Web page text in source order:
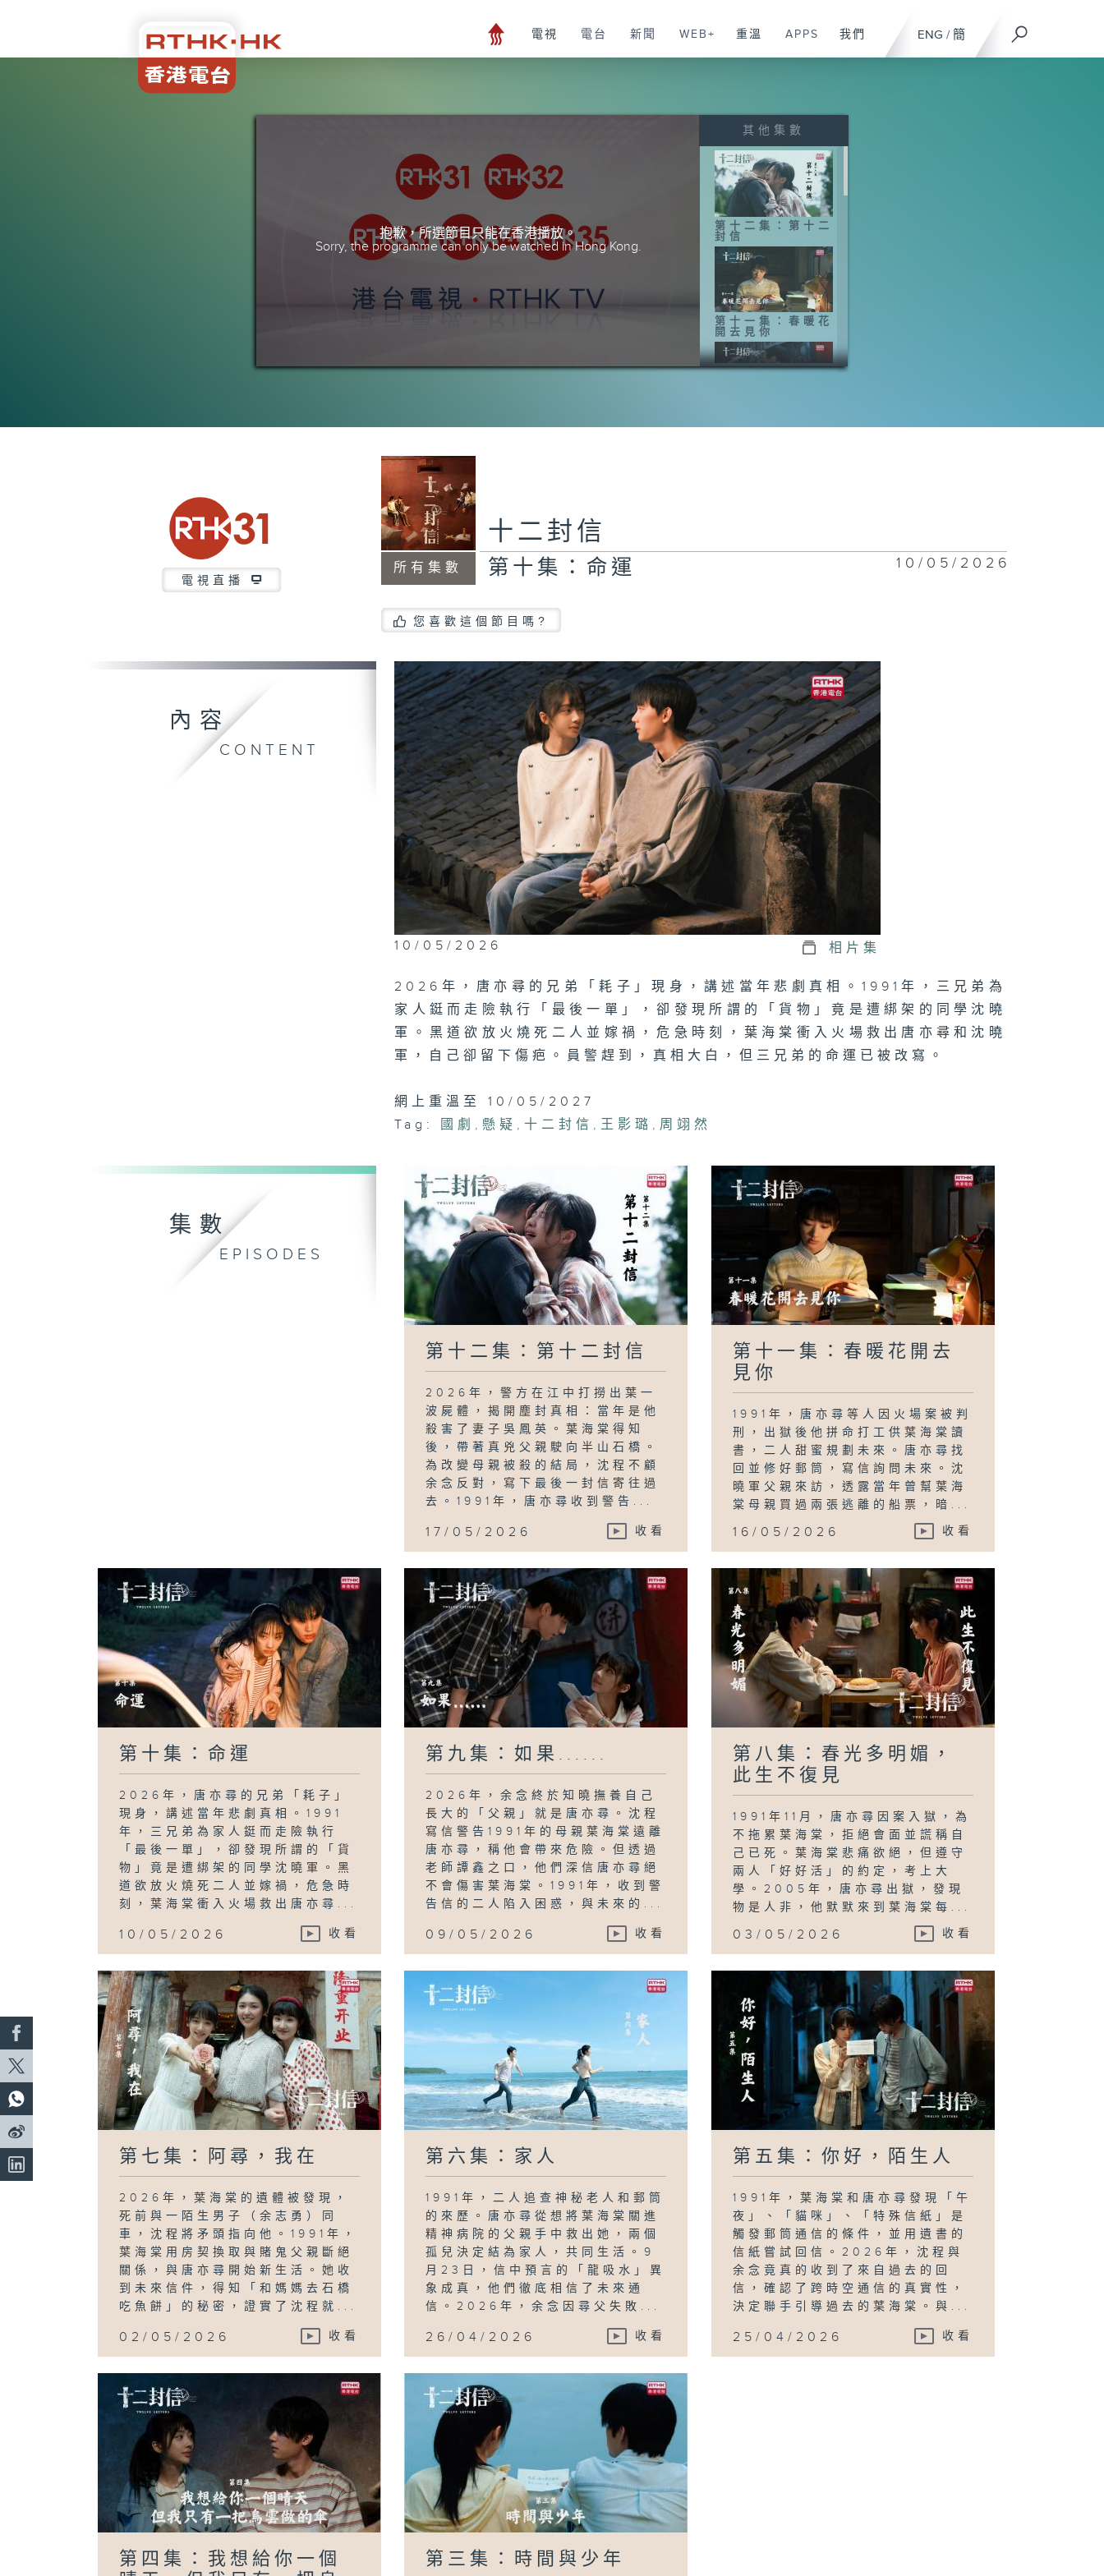
ENG / 簡
電視 電台 新聞 WEB+ 重溫 APPS 我們
抱歉，所選節目只能在香港播放。
Sorry, the programme can only be watched in Hong Kong.
其他集數
第十二集：第十二
封信
第十一集：春暖花
開去見你
果......
第六集：家人
第五集：你好，陌
生人
第四集：我想給你
一個晴天，但我只
有一把烏雲做的傘
第三集：時間與少
年
電視直播
所有集數
十二封信
第十集：命運 10/05/2026
您喜歡這個節目嗎?
內容
CONTENT
10/05/2026 相片集
2026年，唐亦尋的兄弟「耗子」現身，講述當年悲劇真相。1991年，三兄弟為
家人鋌而走險執行「最後一單」，卻發現所謂的「貨物」竟是遭綁架的同學沈曉
軍。黑道欲放火燒死二人並嫁禍，危急時刻，葉海棠衝入火場救出唐亦尋和沈曉
軍，自己卻留下傷疤。員警趕到，真相大白，但三兄弟的命運已被改寫。
網上重溫至 10/05/2027
Tag:
國劇 ,懸疑 , 十二封信 ,王影璐 ,周翊然
集數
EPISODES
第十二集：第十二封信
2026年，警方在江中打撈出葉一
波屍體，揭開塵封真相：當年是他
殺害了妻子吳鳳英。葉海棠得知
後，帶著真兇父親駛向半山石橋。
為改變母親被殺的結局，沈程不顧
余念反對，寫下最後一封信寄往過
去。1991年，唐亦尋收到警告...
17/05/2026 收看
第十一集：春暖花開去
見你
1991年，唐亦尋等人因火場案被判
刑，出獄後他拼命打工供葉海棠讀
書，二人甜蜜規劃未來。唐亦尋找
回並修好郵筒，寫信詢問未來。沈
曉軍父親來訪，透露當年曾幫葉海
棠母親買過兩張逃離的船票，暗...
16/05/2026 收看
第十集：命運
2026年，唐亦尋的兄弟「耗子」
現身，講述當年悲劇真相。1991
年，三兄弟為家人鋌而走險執行
「最後一單」，卻發現所謂的「貨
物」竟是遭綁架的同學沈曉軍。黑
道欲放火燒死二人並嫁禍，危急時
刻，葉海棠衝入火場救出唐亦尋...
10/05/2026 收看
第九集：如果......
2026年，余念終於知曉撫養自己
長大的「父親」就是唐亦尋。沈程
寫信警告1991年的母親葉海棠遠離
唐亦尋，稱他會帶來危險。但透過
老師譚鑫之口，他們深信唐亦尋絕
不會傷害葉海棠。1991年，收到警
告信的二人陷入困惑，與未來的...
09/05/2026 收看
第八集：春光多明媚，
此生不復見
1991年11月，唐亦尋因案入獄，為
不拖累葉海棠，拒絕會面並謊稱自
己已死。葉海棠悲痛欲絕，但遵守
兩人「好好活」的約定，考上大
學。2005年，唐亦尋出獄，發現
物是人非，他默默來到葉海棠每...
03/05/2026 收看
第七集：阿尋，我在
2026年，葉海棠的遺體被發現，
死前與一陌生男子（余志勇）同
車，沈程將矛頭指向他。1991年，
葉海棠用房契換取與賭鬼父親斷絕
關係，與唐亦尋開始新生活。她收
到未來信件，得知「和媽媽去石橋
吃魚餅」的秘密，證實了沈程就...
02/05/2026 收看
第六集：家人
1991年，二人追查神秘老人和郵筒
的來歷。唐亦尋從想將葉海棠關進
精神病院的父親手中救出她，兩個
孤兒決定結為家人，共同生活。9
月23日，信中預言的「龍吸水」異
象成真，他們徹底相信了未來通
信。2026年，余念因尋父失敗...
26/04/2026 收看
第五集：你好，陌生人
1991年，葉海棠和唐亦尋發現「午
夜」、「貓咪」、「特殊信紙」是
觸發郵筒通信的條件，並用遺書的
信紙嘗試回信。2026年，沈程與
余念竟真的收到了來自過去的回
信，確認了跨時空通信的真實性，
決定聯手引導過去的葉海棠。與...
25/04/2026 收看
第四集：我想給你一個
第三集：時間與少年